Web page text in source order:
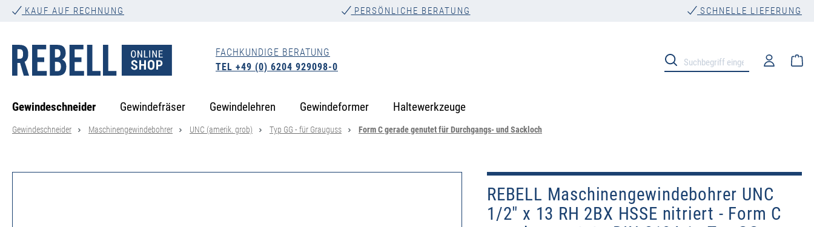
Zur Hauptnavigation springen
KAUF AUF RECHNUNG PERSÖNLICHE BERATUNG SCHNELLE LIEFERUNG
FACHKUNDIGE BERATUNG
TEL +49 (0) 6204 929098-0
Gewindeschneider Gewindefräser Gewindelehren Gewindeformer Haltewerkzeuge
Gewindeschneider Maschinengewindebohrer UNC (amerik. grob) Typ GG - für Grauguss Form C gerade genutet für Durchgangs- und Sackloch
REBELL Maschinengewindebohrer UNC
1/2" x 13 RH 2BX HSSE nitriert - Form C